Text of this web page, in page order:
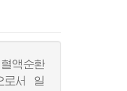
액순환
로서 일